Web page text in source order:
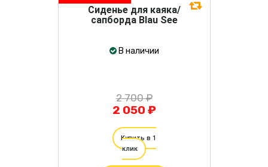
Сиденье для каяка/
сапборда Blau See
В наличии
2 700 ₽
2 050 ₽
Купить в 1
клик